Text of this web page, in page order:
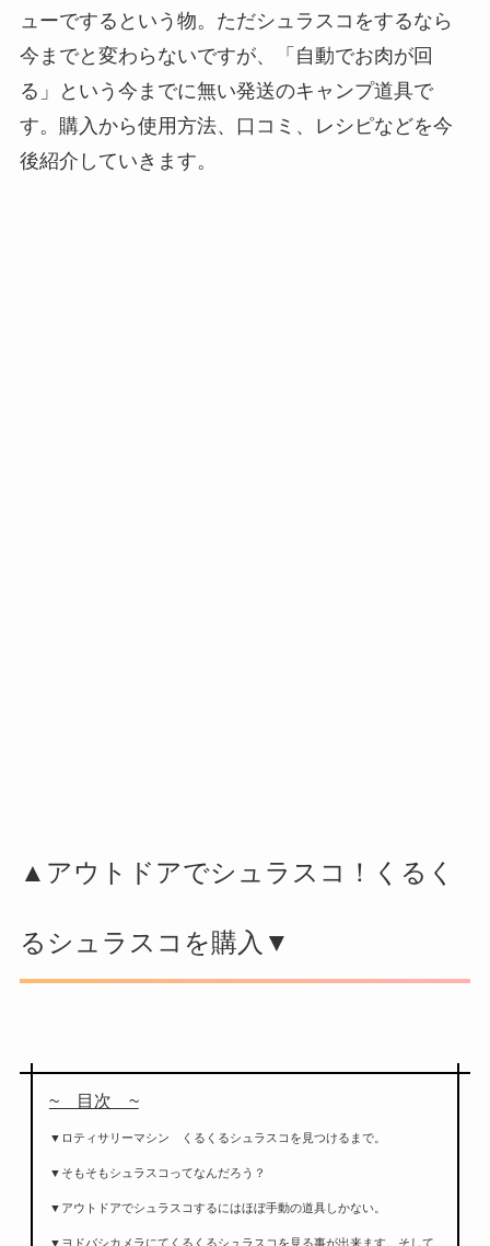
ューでするという物。ただシュラスコをするなら
今までと変わらないですが、「自動でお肉が回
る」という今までに無い発送のキャンプ道具で
す。購入から使用方法、口コミ、レシピなどを今
後紹介していきます。
▲アウトドアでシュラスコ！くるく
るシュラスコを購入▼
~ 目次 ~
▼ロティサリーマシン くるくるシュラスコを見つけるまで。
▼そもそもシュラスコってなんだろう？
▼アウトドアでシュラスコするにはほぼ手動の道具しかない。
▼ヨドバシカメラにてくるくるシュラスコを見る事が出来ます。そして